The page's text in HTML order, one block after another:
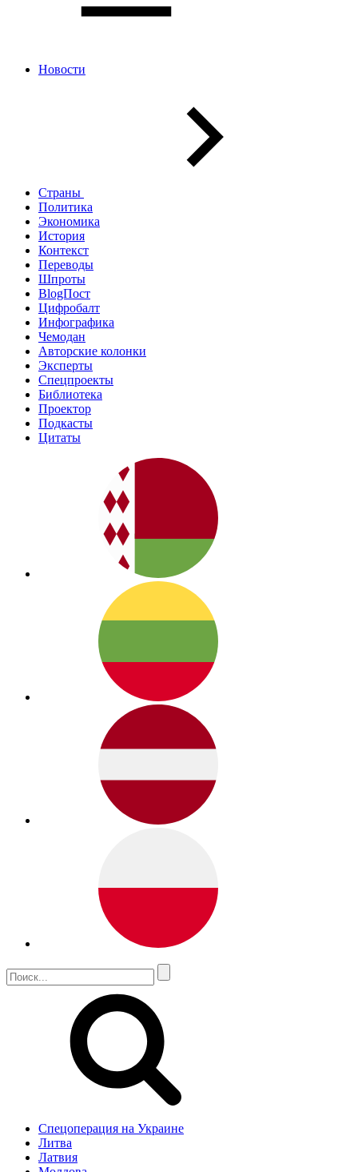
Новости
Страны
Политика
Экономика
История
Контекст
Переводы
Шпроты
BlogПост
Цифробалт
Инфографика
Чемодан
Авторские колонки
Эксперты
Спецпроекты
Библиотека
Проектор
Подкасты
Цитаты
Спецоперация на Украине
Литва
Латвия